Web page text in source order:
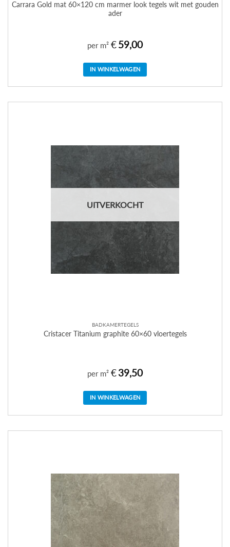
Carrara Gold mat 60×120 cm marmer look tegels wit met gouden
ader
per m² €59,00
IN WINKELWAGEN
UITVERKOCHT
BADKAMERTEGELS
Cristacer Titanium graphite 60×60 vloertegels
per m² €39,50
IN WINKELWAGEN